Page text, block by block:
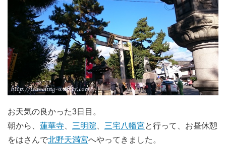
お天気の良かった3日目。
朝から、 蓮華寺、 三明院、 三宅八幡宮と行って、お昼休憩
をはさんで北野天満宮へやってきました。